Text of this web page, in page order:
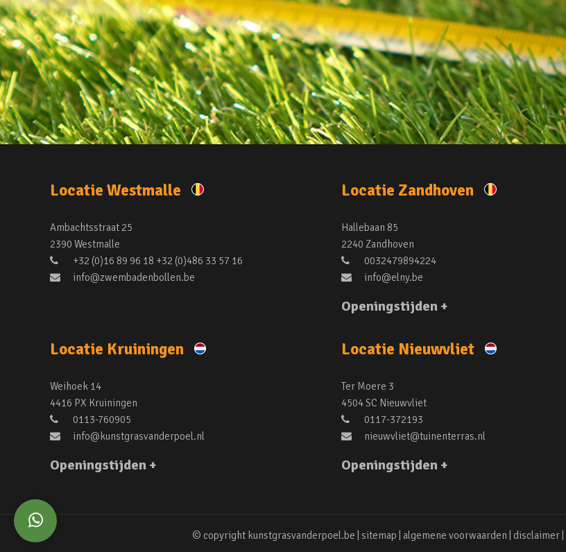
Locatie Westmalle
Ambachtsstraat 25
2390 Westmalle
+32 (0)16 89 96 18 +32 (0)486 33 57 16
info@zwembadenbollen.be
Locatie Zandhoven
Hallebaan 85
2240 Zandhoven
0032479894224
info@elny.be
Openingstijden +
Locatie Kruiningen
Weihoek 14
4416 PX Kruiningen
0113-760905
info@kunstgrasvanderpoel.nl
Openingstijden +
Locatie Nieuwvliet
Ter Moere 3
4504 SC Nieuwvliet
0117-372193
nieuwvliet@tuinenterras.nl
Openingstijden +
© copyright kunstgrasvanderpoel.be | sitemap algemene voorwaarden disclaimer|